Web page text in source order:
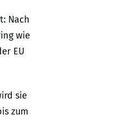
Nach
wie
EU
sie
zum